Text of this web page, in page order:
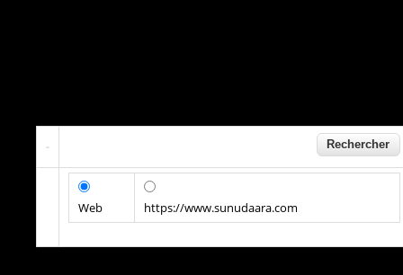
Web https://www.sunudaara.com